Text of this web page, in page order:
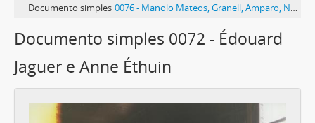
Documento simples 0076 - Manolo Mateos, Granell, Amparo, Natalia, Philip West e Pedro Polo
Documento simples 0072 - Édouard
Jaguer e Anne Éthuin